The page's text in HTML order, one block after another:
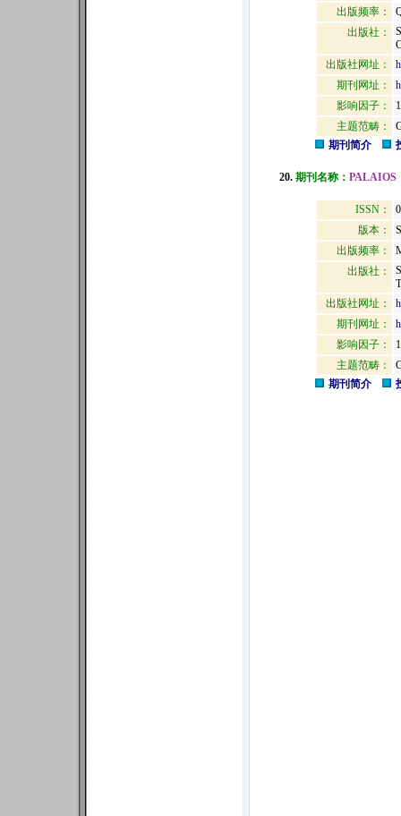
出版频率：
出版社：
出版社网址：
期刊网址：
影响因子：
主题范畴：
期刊简介
20. 期刊名称： PALAIOS
ISSN：
版本：
出版频率：
出版社：
出版社网址：
期刊网址：
影响因子：
主题范畴：
期刊简介